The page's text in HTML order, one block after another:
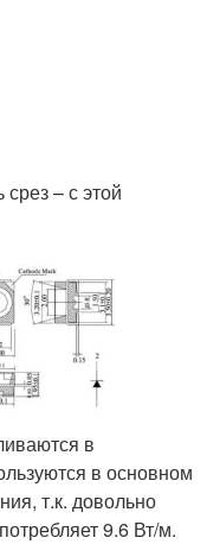
– с этой
в
в основном
т.к. довольно
9.6 Вт/м.